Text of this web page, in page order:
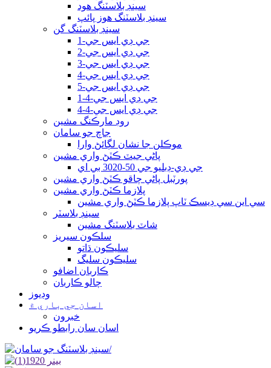
سينڊ بلاسٽنگ هود
سينڊ بلاسٽنگ هوز پائپ
سينڊ بلاسٽنگ گن
جي ڊي ايس جي-1
جي ڊي ايس جي-2
جي ڊي ايس جي-3
جي ڊي ايس جي-4
جي ڊي ايس جي-5
جي ڊي ايس جي-4-1
جي ڊي ايس جي-4-4
روڊ مارڪنگ مشين
جاچ جو سامان
موڪلن جا نشان لڳائڻ وارا
پاڻي جيٽ ڪٽڻ واري مشين
جي ڊي-ڊبليو جي 50-3020 بي اي
پورٽبل پاڻي چاقو ڪٽڻ واري مشين
پلازما ڪٽڻ واري مشين
سي اين سي ڊيسڪ ٽاپ پلازما ڪٽڻ واري مشين
سينڊ بلاسٽر
شاٽ بلاسٽنگ مشين
سلڪون سيريز
سليڪون ڌاتو
سليڪون سليگ
ڪاربان اضافو
چالو ڪاربان
وڊيوز
اسان جي باري ۾
خبرون
اسان سان رابطو ڪريو